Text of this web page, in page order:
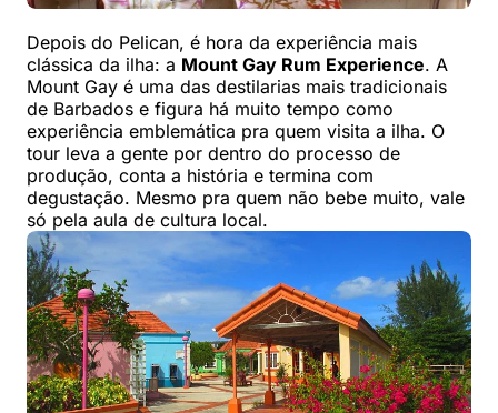
Depois do Pelican, é hora da experiência mais
clássica da ilha: a Mount Gay Rum Experience. A
Mount Gay é uma das destilarias mais tradicionais
de Barbados e figura há muito tempo como
experiência emblemática pra quem visita a ilha. O
tour leva a gente por dentro do processo de
produção, conta a história e termina com
degustação. Mesmo pra quem não bebe muito, vale
só pela aula de cultura local.